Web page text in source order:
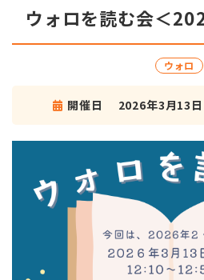
ウォロを読む会＜
ウォロ
開催日 2026年3月13